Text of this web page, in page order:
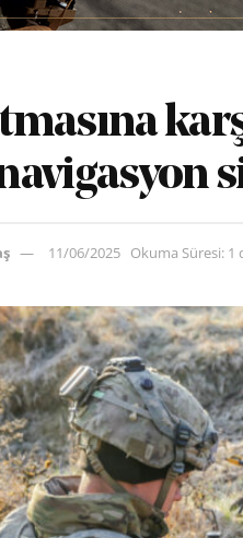
11/06/2025 Okuma Süresi: 1